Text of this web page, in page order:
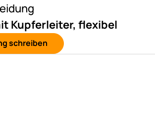
Kupferleiter, flexibel
schreiben